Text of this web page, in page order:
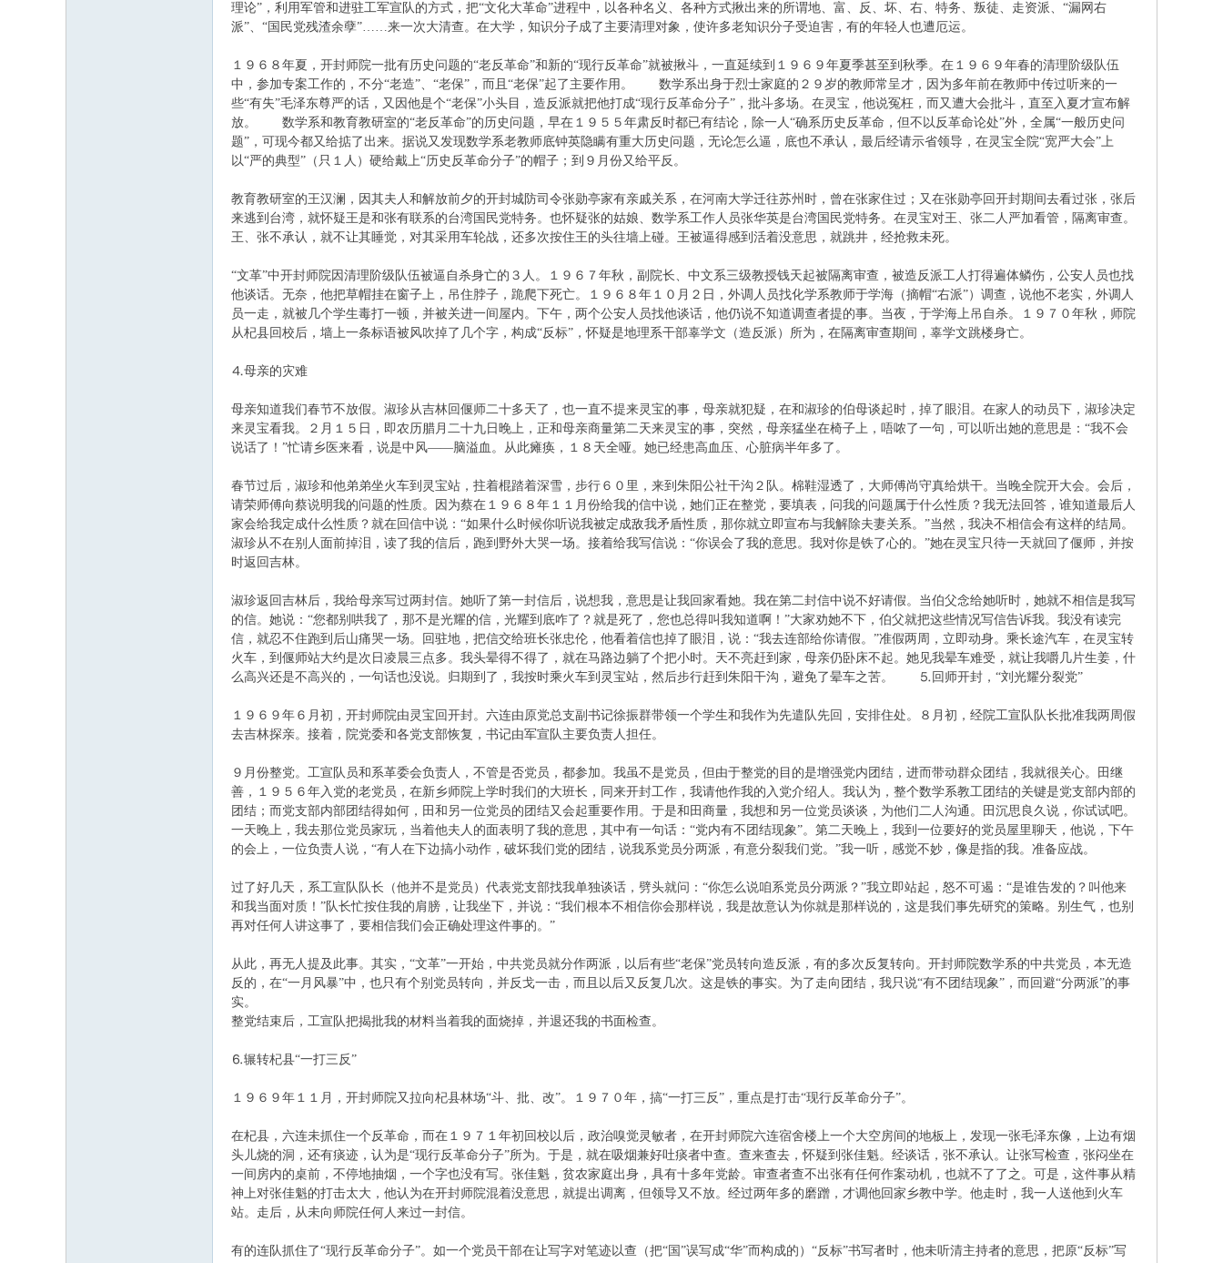
理论”，利用军管和进驻工军宣队的方式，把“文化大革命”进程中，以各种名义、各种方式揪出来的所谓地、富、反、坏、右、特务、叛徒、走资派、“漏网右
派”、“国民党残渣余孽”……来一次大清查。在大学，知识分子成了主要清理对象，使许多老知识分子受迫害，有的年轻人也遭厄运。
１９６８年夏，开封师院一批有历史问题的“老反革命”和新的“现行反革命”就被揪斗，一直延续到１９６９年夏季甚至到秋季。在１９６９年春的清理阶级队伍
中，参加专案工作的，不分“老造”、“老保”，而且“老保”起了主要作用。 数学系出身于烈士家庭的２９岁的教师常呈才，因为多年前在教师中传过听来的一
些“有失”毛泽东尊严的话，又因他是个“老保”小头目，造反派就把他打成“现行反革命分子”，批斗多场。在灵宝，他说冤枉，而又遭大会批斗，直至入夏才宣布解
放。 数学系和教育教研室的“老反革命”的历史问题，早在１９５５年肃反时都已有结论，除一人“确系历史反革命，但不以反革命论处”外，全属“一般历史问
题”，可现今都又给掂了出来。据说又发现数学系老教师底钟英隐瞒有重大历史问题，无论怎么逼，底也不承认，最后经请示省领导，在灵宝全院“宽严大会”上
以“严的典型”（只１人）硬给戴上“历史反革命分子”的帽子；到９月份又给平反。
教育教研室的王汉澜，因其夫人和解放前夕的开封城防司令张勋亭家有亲戚关系，在河南大学迁往苏州时，曾在张家住过；又在张勋亭回开封期间去看过张，张后
来逃到台湾，就怀疑王是和张有联系的台湾国民党特务。也怀疑张的姑娘、数学系工作人员张华英是台湾国民党特务。在灵宝对王、张二人严加看管，隔离审查。
王、张不承认，就不让其睡觉，对其采用车轮战，还多次按住王的头往墙上碰。王被逼得感到活着没意思，就跳井，经抢救未死。
“文革”中开封师院因清理阶级队伍被逼自杀身亡的３人。１９６７年秋，副院长、中文系三级教授钱天起被隔离审查，被造反派工人打得遍体鳞伤，公安人员也找
他谈话。无奈，他把草帽挂在窗子上，吊住脖子，跪爬下死亡。１９６８年１０月２日，外调人员找化学系教师于学海（摘帽“右派”）调查，说他不老实，外调人
员一走，就被几个学生毒打一顿，并被关进一间屋内。下午，两个公安人员找他谈话，他仍说不知道调查者提的事。当夜，于学海上吊自杀。１９７０年秋，师院
从杞县回校后，墙上一条标语被风吹掉了几个字，构成“反标”，怀疑是地理系干部辜学文（造反派）所为，在隔离审查期间，辜学文跳楼身亡。
⒋母亲的灾难
母亲知道我们春节不放假。淑珍从吉林回偃师二十多天了，也一直不提来灵宝的事，母亲就犯疑，在和淑珍的伯母谈起时，掉了眼泪。在家人的动员下，淑珍决定
来灵宝看我。２月１５日，即农历腊月二十九日晚上，正和母亲商量第二天来灵宝的事，突然，母亲猛坐在椅子上，唔哝了一句，可以听出她的意思是：“我不会
说话了！”忙请乡医来看，说是中风——脑溢血。从此瘫痪，１８天全哑。她已经患高血压、心脏病半年多了。
春节过后，淑珍和他弟弟坐火车到灵宝站，拄着棍踏着深雪，步行６０里，来到朱阳公社干沟２队。棉鞋湿透了，大师傅尚守真给烘干。当晚全院开大会。会后，
请荣师傅向蔡说明我的问题的性质。因为蔡在１９６８年１１月份给我的信中说，她们正在整党，要填表，问我的问题属于什么性质？我无法回答，谁知道最后人
家会给我定成什么性质？就在回信中说：“如果什么时候你听说我被定成敌我矛盾性质，那你就立即宣布与我解除夫妻关系。”当然，我决不相信会有这样的结局。
淑珍从不在别人面前掉泪，读了我的信后，跑到野外大哭一场。接着给我写信说：“你误会了我的意思。我对你是铁了心的。”她在灵宝只待一天就回了偃师，并按
时返回吉林。
淑珍返回吉林后，我给母亲写过两封信。她听了第一封信后，说想我，意思是让我回家看她。我在第二封信中说不好请假。当伯父念给她听时，她就不相信是我写
的信。她说：“您都别哄我了，那不是光耀的信，光耀到底咋了？就是死了，您也总得叫我知道啊！”大家劝她不下，伯父就把这些情况写信告诉我。我没有读完
信，就忍不住跑到后山痛哭一场。回驻地，把信交给班长张忠伦，他看着信也掉了眼泪，说：“我去连部给你请假。”准假两周，立即动身。乘长途汽车，在灵宝转
火车，到偃师站大约是次日凌晨三点多。我头晕得不得了，就在马路边躺了个把小时。天不亮赶到家，母亲仍卧床不起。她见我晕车难受，就让我嚼几片生姜，什
么高兴还是不高兴的，一句话也没说。归期到了，我按时乘火车到灵宝站，然后步行赶到朱阳干沟，避免了晕车之苦。 ⒌回师开封，“刘光耀分裂党”
１９６９年６月初，开封师院由灵宝回开封。六连由原党总支副书记徐振群带领一个学生和我作为先遣队先回，安排住处。８月初，经院工宣队队长批准我两周假
去吉林探亲。接着，院党委和各党支部恢复，书记由军宣队主要负责人担任。
９月份整党。工宣队员和系革委会负责人，不管是否党员，都参加。我虽不是党员，但由于整党的目的是增强党内团结，进而带动群众团结，我就很关心。田继
善，１９５６年入党的老党员，在新乡师院上学时我们的大班长，同来开封工作，我请他作我的入党介绍人。我认为，整个数学系教工团结的关键是党支部内部的
团结；而党支部内部团结得如何，田和另一位党员的团结又会起重要作用。于是和田商量，我想和另一位党员谈谈，为他们二人沟通。田沉思良久说，你试试吧。
一天晚上，我去那位党员家玩，当着他夫人的面表明了我的意思，其中有一句话：“党内有不团结现象”。第二天晚上，我到一位要好的党员屋里聊天，他说，下午
的会上，一位负责人说，“有人在下边搞小动作，破坏我们党的团结，说我系党员分两派，有意分裂我们党。”我一听，感觉不妙，像是指的我。准备应战。
过了好几天，系工宣队队长（他并不是党员）代表党支部找我单独谈话，劈头就问：“你怎么说咱系党员分两派？”我立即站起，怒不可遏：“是谁告发的？叫他来
和我当面对质！”队长忙按住我的肩膀，让我坐下，并说：“我们根本不相信你会那样说，我是故意认为你就是那样说的，这是我们事先研究的策略。别生气，也别
再对任何人讲这事了，要相信我们会正确处理这件事的。”
从此，再无人提及此事。其实，“文革”一开始，中共党员就分作两派，以后有些“老保”党员转向造反派，有的多次反复转向。开封师院数学系的中共党员，本无造
反的，在“一月风暴”中，也只有个别党员转向，并反戈一击，而且以后又反复几次。这是铁的事实。为了走向团结，我只说“有不团结现象”，而回避“分两派”的事
实。
整党结束后，工宣队把揭批我的材料当着我的面烧掉，并退还我的书面检查。
⒍辗转杞县“一打三反”
１９６９年１１月，开封师院又拉向杞县林场“斗、批、改”。１９７０年，搞“一打三反”，重点是打击“现行反革命分子”。
在杞县，六连未抓住一个反革命，而在１９７１年初回校以后，政治嗅觉灵敏者，在开封师院六连宿舍楼上一个大空房间的地板上，发现一张毛泽东像，上边有烟
头儿烧的洞，还有痰迹，认为是“现行反革命分子”所为。于是，就在吸烟兼好吐痰者中查。查来查去，怀疑到张佳魁。经谈话，张不承认。让张写检查，张闷坐在
一间房内的桌前，不停地抽烟，一个字也没有写。张佳魁，贫农家庭出身，具有十多年党龄。审查者查不出张有任何作案动机，也就不了了之。可是，这件事从精
神上对张佳魁的打击太大，他认为在开封师院混着没意思，就提出调离，但领导又不放。经过两年多的磨蹭，才调他回家乡教中学。他走时，我一人送他到火车
站。走后，从未向师院任何人来过一封信。
有的连队抓住了“现行反革命分子”。如一个党员干部在让写字对笔迹以查（把“国”误写成“华”而构成的）“反标”书写者时，他未听清主持者的意思，把原“反标”写